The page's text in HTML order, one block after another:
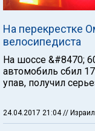
На перекрестке
велосипедиста
На шоссе &#8470;
автомобиль сбил
упав, получил
24.04.2017 21:04//